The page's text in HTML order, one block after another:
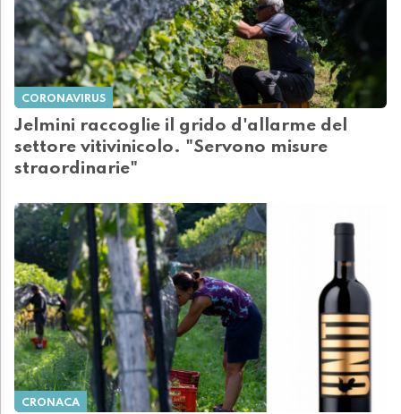
CORONAVIRUS
Jelmini raccoglie il grido d'allarme del
settore vitivinicolo. "Servono misure
straordinarie"
CRONACA